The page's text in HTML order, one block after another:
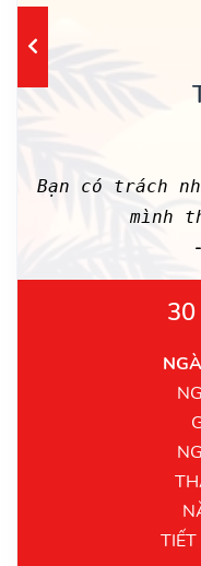
Bạn có trách
mình